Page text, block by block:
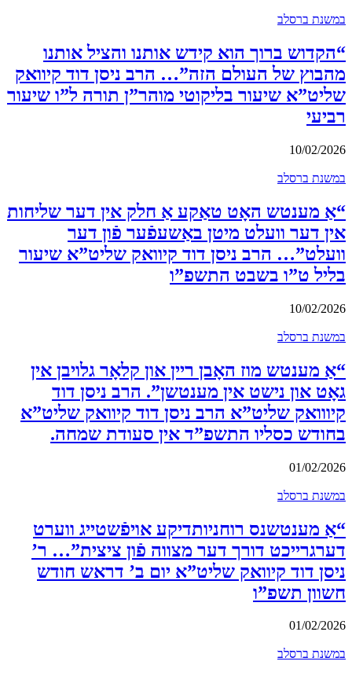
במשנת ברסלב
“הקדוש ברוך הוא קידש אותנו והציל אותנו
מהבוץ של העולם הזה”… הרב ניסן דוד קיוואק
שליט”א שיעור בליקוטי מוהר”ן תורה ל”ו שיעור
רביעי
10/02/2026
במשנת ברסלב
“אַ מענטש האָט טאַקע אַ חלק אין דער שליחות
אין דער וועלט מיטן באַשעפֿער פֿון דער
וועלט”… הרב ניסן דוד קיוואק שליט”א שיעור
בליל ט”ו בשבט התשפ”ו
10/02/2026
במשנת ברסלב
“אַ מענטש מוז האָבן ריין און קלאָר גלויבן אין
גאָט און נישט אין מענטשן”. הרב ניסן דוד
קיווואק שליט”א הרב ניסן דוד קיוואק שליט”א
בחודש כסליו התשפ”ד אין סעודת שמחה.
01/02/2026
במשנת ברסלב
“אַ מענטשנס רוחניותדיקע אויפֿשטייג ווערט
דערגרייכט דורך דער מצווה פֿון ציצית”… ר’
ניסן דוד קיוואק שליט”א יום ב’ דראש חודש
חשוון תשפ”ו
01/02/2026
במשנת ברסלב